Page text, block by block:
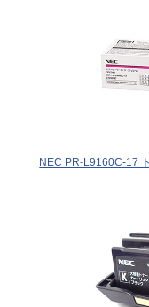
NEC PR-L9160C-17